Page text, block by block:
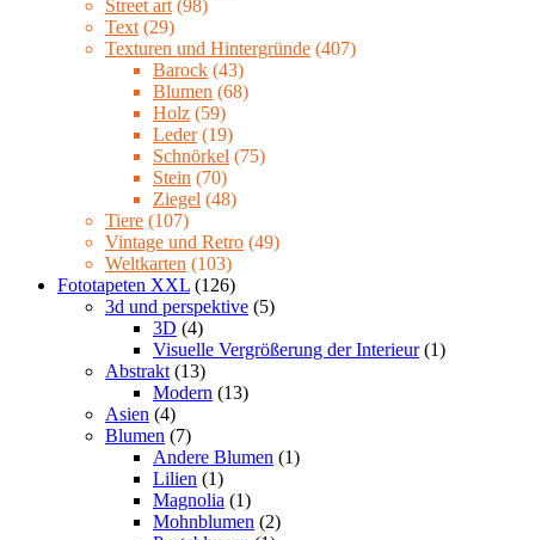
Street art (98)
Text (29)
Texturen und Hintergründe (407)
Barock (43)
Blumen (68)
Holz (59)
Leder (19)
Schnörkel (75)
Stein (70)
Ziegel (48)
Tiere (107)
Vintage und Retro (49)
Weltkarten (103)
Fototapeten XXL (126)
3d und perspektive (5)
3D (4)
Visuelle Vergrößerung der Interieur (1)
Abstrakt (13)
Modern (13)
Asien (4)
Blumen (7)
Andere Blumen (1)
Lilien (1)
Magnolia (1)
Mohnblumen (2)